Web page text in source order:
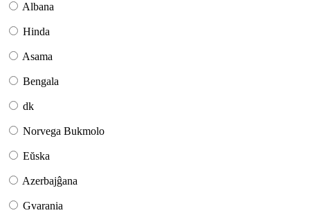
Albana
Hinda
Asama
Bengala
dk
Norvega Bukmolo
Eŭska
Azerbajĝana
Gvarania